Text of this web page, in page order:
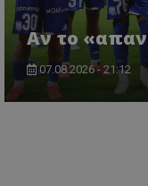
Αν το
07.08.2026 - 21:12